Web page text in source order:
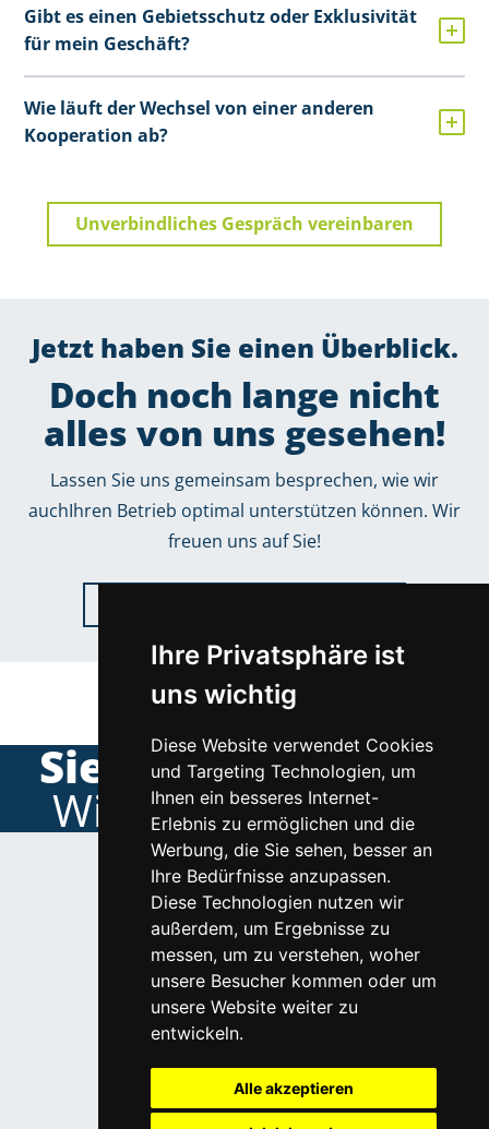
Ihre Privatsphäre ist
uns wichtig
Diese Website verwendet Cookies
und Targeting Technologien, um
Ihnen ein besseres Internet-
Erlebnis zu ermöglichen und die
Werbung, die Sie sehen, besser an
Ihre Bedürfnisse anzupassen.
Diese Technologien nutzen wir
außerdem, um Ergebnisse zu
messen, um zu verstehen, woher
unsere Besucher kommen oder um
unsere Website weiter zu
entwickeln.
Alle akzeptieren
Gibt es einen Gebietsschutz oder Exklusivität
für mein Geschäft?
Wie läuft der Wechsel von einer anderen
Kooperation ab?
Unverbindliches Gespräch vereinbaren
Jetzt haben Sie einen Überblick.
Doch noch lange nicht
alles von uns gesehen!
Lassen Sie uns gemeinsam besprechen, wie wir
auchIhren Betrieb optimal unterstützen können. Wir
freuen uns auf Sie!
Sie werden sehen.
Wir sind die Guten!
Impressum & Kontakt
AGB
Datenschutz
Follow us on Facebook